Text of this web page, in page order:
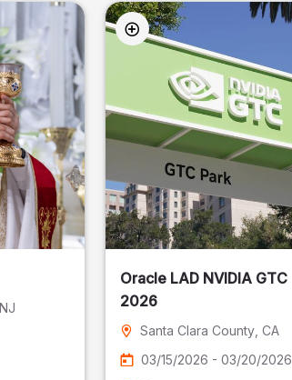
Oracle LAD NVIDIA GTC
2026
Santa Clara County , CA
03/15/2026 - 03/20/2026